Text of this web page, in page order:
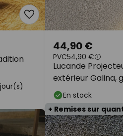
Lucande
extérieur Galina,
hauteur 11,2 cm
44,90 €
PVC54,90 €
En stock
+ Remises sur